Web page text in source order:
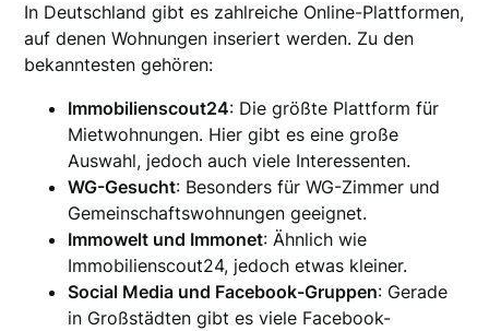
In Deutschland gibt es zahlreiche Online-Plattformen,
auf denen Wohnungen inseriert werden. Zu den
bekanntesten gehören:
Immobilienscout24: Die größte Plattform für
Mietwohnungen. Hier gibt es eine große
Auswahl, jedoch auch viele Interessenten.
WG-Gesucht: Besonders für WG-Zimmer und
Gemeinschaftswohnungen geeignet.
Immowelt und Immonet: Ähnlich wie
Immobilienscout24, jedoch etwas kleiner.
Social Media und Facebook-Gruppen: Gerade
in Großstädten gibt es viele Facebook-